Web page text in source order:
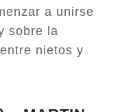
a unirse
sobre la
nietos y